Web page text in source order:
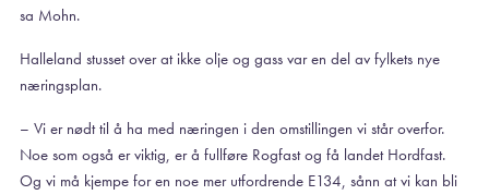
sa Mohn.
Halleland stusset over at ikke olje og gass var en del av fylkets nye
næringsplan.
– Vi er nødt til å ha med næringen i den omstillingen vi står overfor.
Noe som også er viktig, er å fullføre Rogfast og få landet Hordfast.
Og vi må kjempe for en noe mer utfordrende E134, sånn at vi kan bli